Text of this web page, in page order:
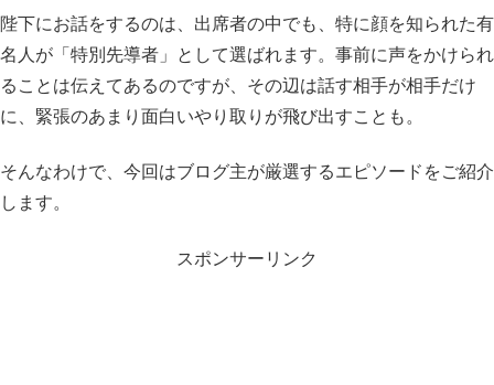
陛下にお話をするのは、出席者の中でも、特に顔を知られた有
名人が「特別先導者」として選ばれます。事前に声をかけられ
ることは伝えてあるのですが、その辺は話す相手が相手だけ
に、緊張のあまり面白いやり取りが飛び出すことも。
そんなわけで、今回はブログ主が厳選するエピソードをご紹介
します。
スポンサーリンク